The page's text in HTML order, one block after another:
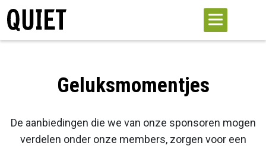
Geluksmomentjes
De aanbiedingen die we van onze sponsoren mogen
verdelen onder onze members, zorgen voor een